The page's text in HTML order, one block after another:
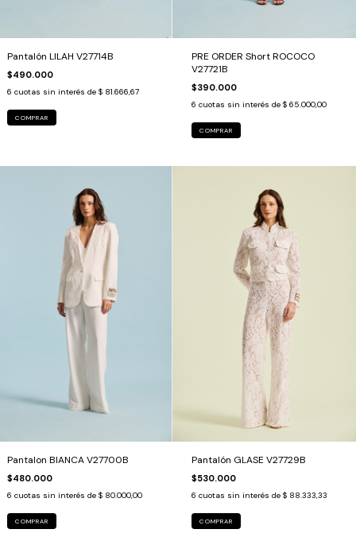
Pantalón LILAH V27714B
$490.000
6 cuotas sin interés de $ 81.666,67
COMPRAR
PRE ORDER Short ROCOCO
V27721B
$390.000
6 cuotas sin interés de $ 65.000,00
COMPRAR
Pantalon BIANCA V27700B
$480.000
6 cuotas sin interés de $ 80.000,00
COMPRAR
Pantalón GLASE V27729B
$530.000
6 cuotas sin interés de $ 88.333,33
COMPRAR